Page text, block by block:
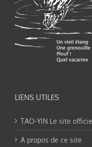
LIENS UTILES
TAO-YIN Le site
A propos de ce site